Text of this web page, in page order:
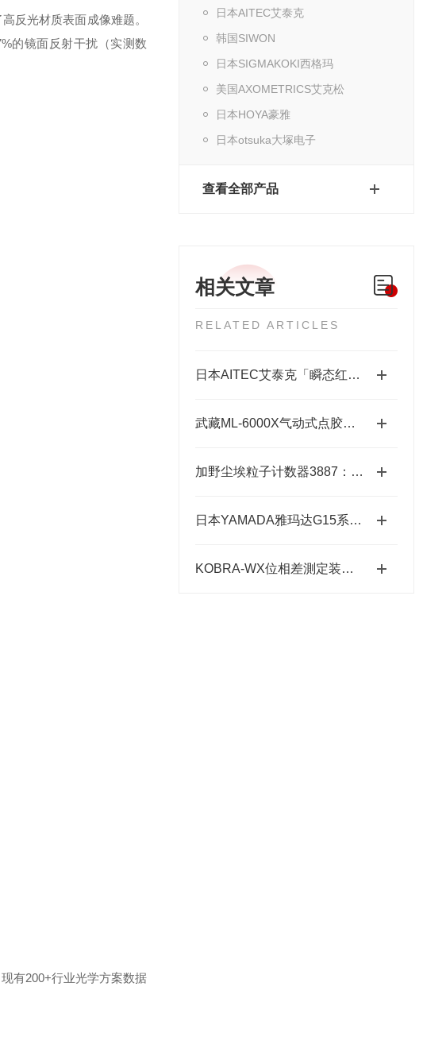
日本AITEC艾泰克
韩国SIWON
日本SIGMAKOKI西格玛
美国AXOMETRICS艾克松
日本HOYA豪雅
日本otsuka大塚电子
查看全部产品
相关文章
RELATED ARTICLES
日本AITEC艾泰克「瞬态红外脉冲加热模块」总代理
武藏ML-6000X气动式点胶机在工业中的应用前景
加野尘埃粒子计数器3887：洁净环境中的“微观哨兵”与洁净度“审计官”
日本YAMADA雅玛达G15系列超耐腐智能气动隔膜泵四川代理店
KOBRA-WX位相差測定装置：高精度光学相位测量的关键技术解析
反光材质表面成像难题。
的镜面反射干扰（实测数
有200+行业光学方案数据